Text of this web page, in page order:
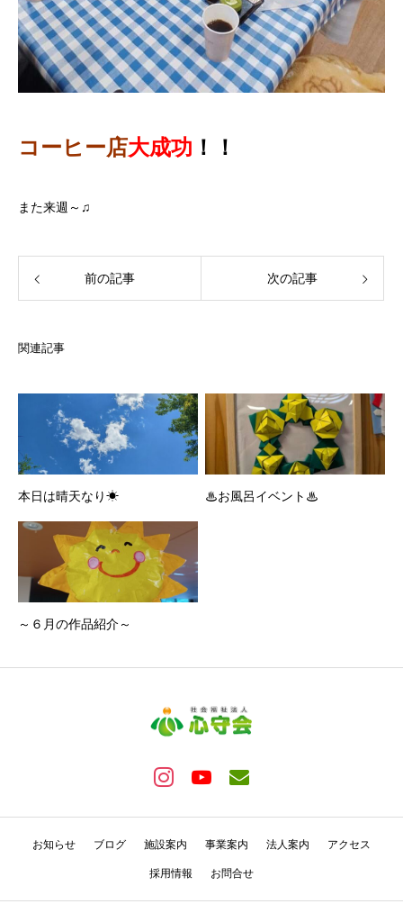
コーヒー店大成功 ！！
また来週～♫
前の記事 次の記事
関連記事
本日は晴天なり☀ ♨お風呂イベント♨
～６月の作品紹介～
お知らせ ブログ 施設案内 事業案内 法人案内 アクセス
採用情報 お問合せ